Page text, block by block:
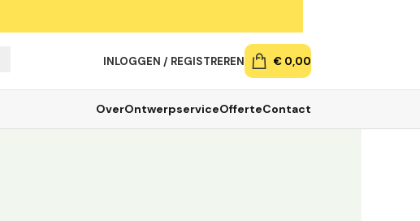
INLOGGEN / REGISTREREN € 0,00
OverOntwerpserviceOfferteContact